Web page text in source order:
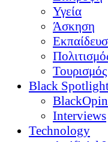
Υγεία
Άσκηση
Τουρισμός
Black
Interviews
Technology